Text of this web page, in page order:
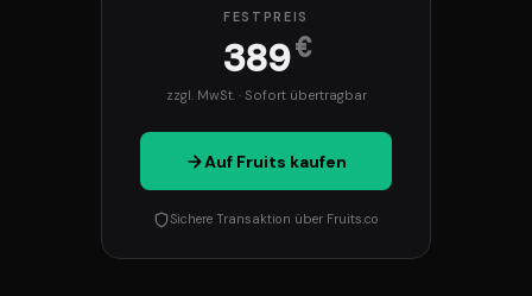
FESTPREIS
389€
zzgl. MwSt. · Sofort übertragbar
Auf Fruits kaufen
Sichere Transaktion über Fruits.co